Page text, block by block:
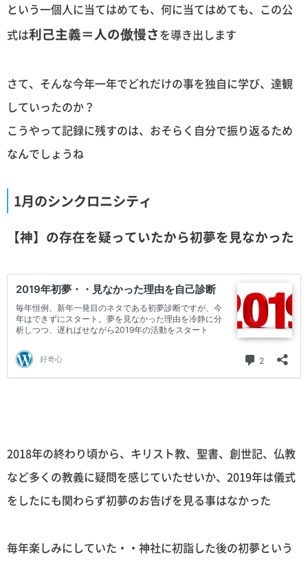
という一個人に当てはめても、何に当てはめても、この公
式は利己主義＝人の傲慢さを導き出します
さて、そんな今年一年でどれだけの事を独自に学び、達観
していったのか？
こうやって記録に残すのは、おそらく自分で振り返るため
なんでしょうね
1月のシンクロニシティ
【神】の存在を疑っていたから初夢を見なかった
2018年の終わり頃から、キリスト教、聖書、創世記、仏教
など多くの教義に疑問を感じていたせいか、2019年は儀式
をしたにも関わらず初夢のお告げを見る事はなかった
毎年楽しみにしていた・・神社に初詣した後の初夢という